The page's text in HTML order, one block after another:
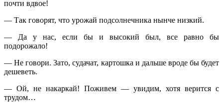
почти вдвое!
— Так говорят, что урожай подсолнечника нынче низкий.
— Да у нас, если бы и высокий был, все равно бы
подорожало!
— Не говори. Зато, судачат, картошка и дальше вроде бы будет
дешеветь.
— Ой, не накаркай! Поживем — увидим, хотя верится с
трудом…